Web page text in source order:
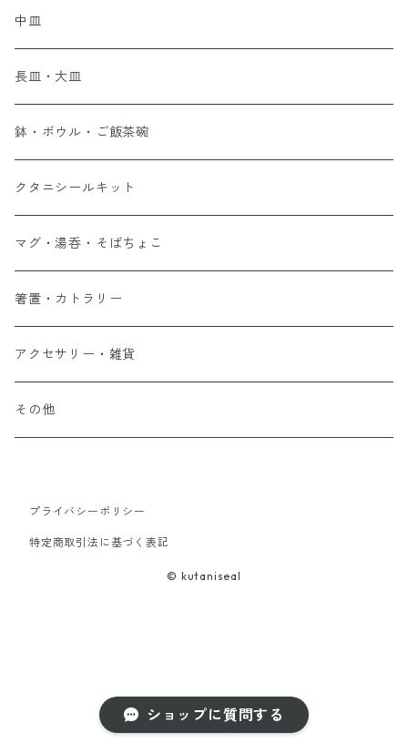
ショップに質問する
中皿
長皿・大皿
鉢・ボウル・ご飯茶碗
クタニシールキット
マグ・湯呑・そばちょこ
箸置・カトラリー
アクセサリー・雑貨
その他
プライバシーポリシー
特定商取引法に基づく表記
© kutaniseal